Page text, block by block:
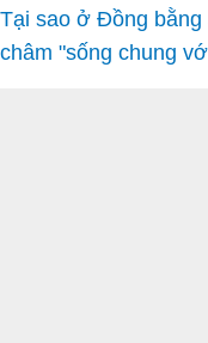
Tại sao ở Đồng
châm "sống chung